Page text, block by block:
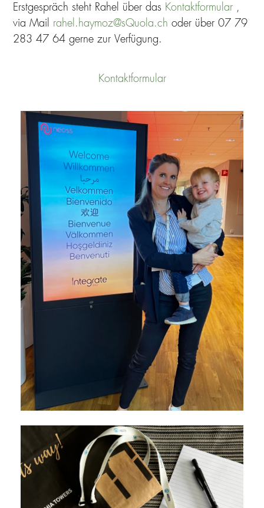
Erstgespräch steht Rahel über das Kontaktformular ,
via Mail rahel.haymoz@sQuola.ch oder über 07 79
283 47 64 gerne zur Verfügung.
Kontaktformular